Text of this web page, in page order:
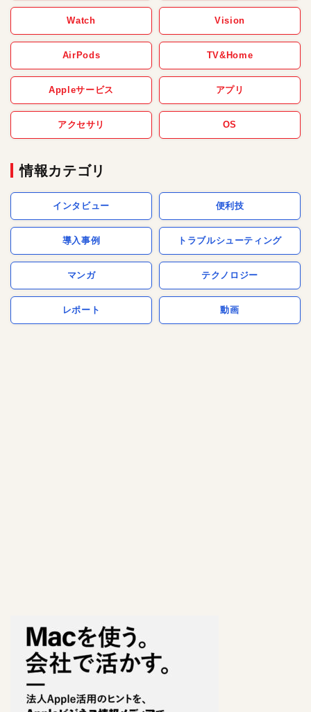
Watch Vision
AirPods TV&Home
Appleサービス アプリ
アクセサリ OS
情報カテゴリ
インタビュー 便利技
導入事例 トラブルシューティング
マンガ テクノロジー
レポート 動画